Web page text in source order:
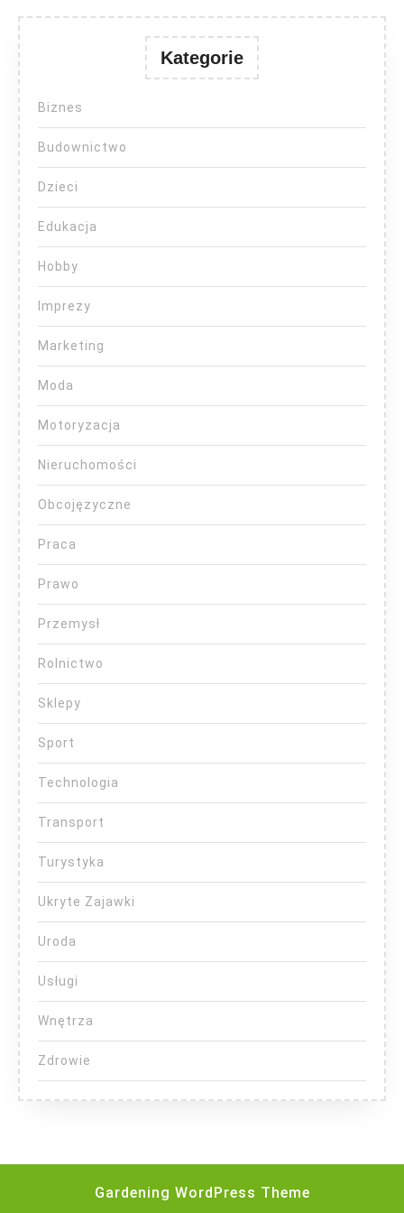
Kategorie
Biznes
Budownictwo
Dzieci
Edukacja
Hobby
Imprezy
Marketing
Moda
Motoryzacja
Nieruchomości
Obcojęzyczne
Praca
Prawo
Przemysł
Rolnictwo
Sklepy
Sport
Technologia
Transport
Turystyka
Ukryte Zajawki
Uroda
Usługi
Wnętrza
Zdrowie
Gardening WordPress Theme